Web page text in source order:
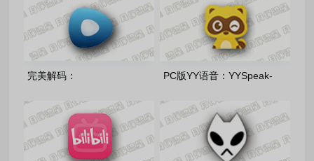
完美解码：
式版
PC版YY语音：YYSpeak-